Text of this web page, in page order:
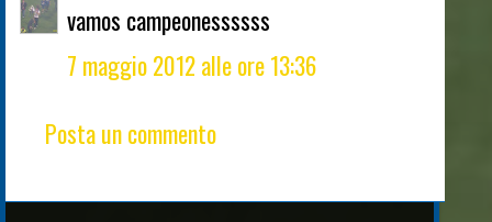
vamos campeonessssss
7 maggio 2012 alle ore 13:36
Posta un commento